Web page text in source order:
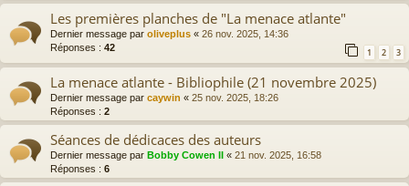
Les premières planches de "La menace atlante"
Dernier message par oliveplus « 26 nov. 2025, 14:36
Réponses : 42 1 2 3
La menace atlante - Bibliophile (21 novembre 2025)
Dernier message par caywin « 25 nov. 2025, 18:26
Réponses : 2
Séances de dédicaces des auteurs
Dernier message par Bobby Cowen II « 21 nov. 2025, 16:58
Réponses : 6